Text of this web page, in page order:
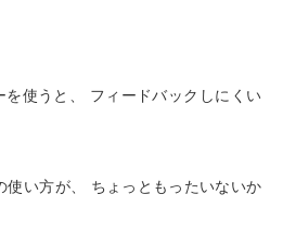
を使うと、 フィードバックしにくい
使い方が、 ちょっともったいないか